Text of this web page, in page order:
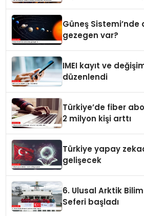
Güneş Sistemi’nde
gezegen var?
IMEI kayıt ve
düzenlendi
Türkiye’de fiber
2 milyon kişi arttı
Türkiye yapay
gelişecek
6. Ulusal Arktik
Seferi başladı